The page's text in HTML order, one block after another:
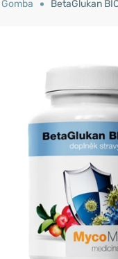
Gomba BetaGlukan